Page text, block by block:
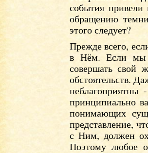
события
обращению
этого следует?
Прежде всего,
в Нём. Если мы
совершать свой
обстоятельств.
принципиально
понимающих
представление,
с Ним, должен
Поэтому любое